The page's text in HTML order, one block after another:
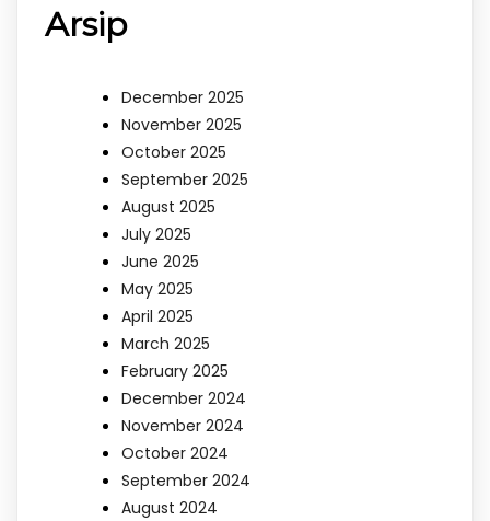
Arsip
December 2025
November 2025
October 2025
September 2025
August 2025
July 2025
June 2025
May 2025
April 2025
March 2025
February 2025
December 2024
November 2024
October 2024
September 2024
August 2024